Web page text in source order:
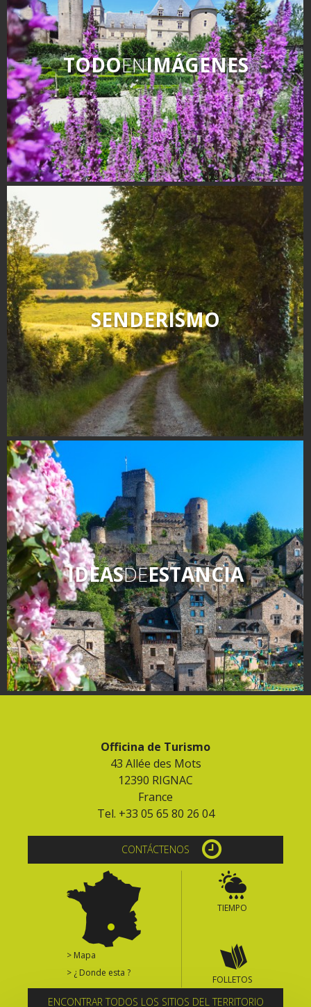
TODOENIMÁGENES
SENDERISMO
IDEASDEESTANCIA
Officina de Turismo
43 Allée des Mots
12390 RIGNAC
France
Tel. +33 05 65 80 26 04
CONTÁCTENOS
> Mapa
> ¿ Donde esta ?
TIEMPO
FOLLETOS
ENCONTRAR TODOS LOS SITIOS DEL TERRITORIO